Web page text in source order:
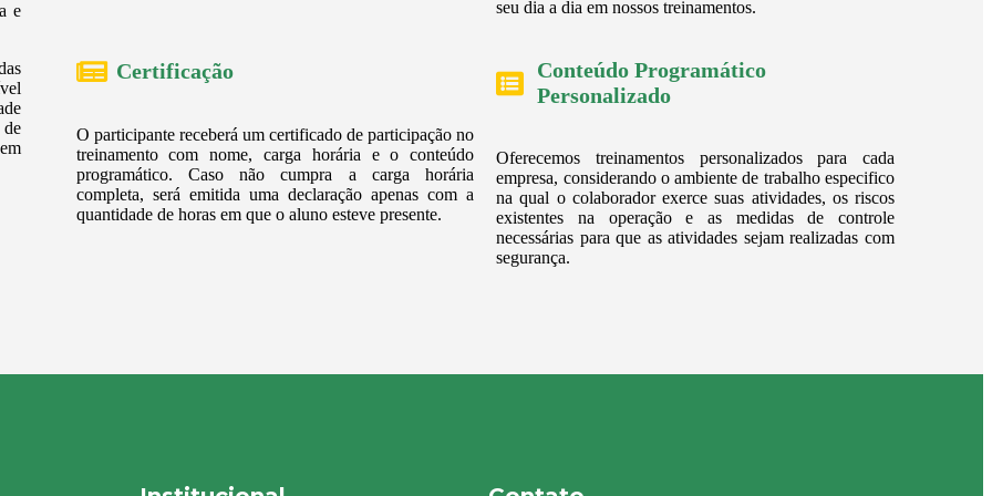
e
seu dia a dia em nossos treinamentos.
Certificação
O participante receberá um certificado de participação no
treinamento com nome, carga horária e o conteúdo
programático. Caso não cumpra a carga horária
completa, será emitida uma declaração apenas com a
quantidade de horas em que o aluno esteve presente.
Conteúdo Programático
Personalizado
Oferecemos treinamentos personalizados para cada
empresa, considerando o ambiente de trabalho especifico
na qual o colaborador exerce suas atividades, os riscos
existentes na operação e as medidas de controle
necessárias para que as atividades sejam realizadas com
segurança.